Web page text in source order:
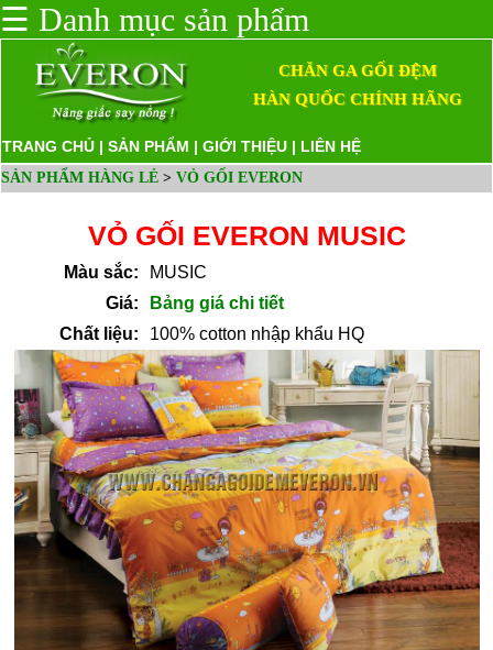
☰ Danh mục sản phẩm
CHĂN GA GỐI ĐỆM
HÀN QUỐC CHÍNH HÃNG
TRANG CHỦ | SẢN PHẨM | GIỚI THIỆU | LIÊN HỆ
SẢN PHẨM HÀNG LẺ > VỎ GỐI EVERON
VỎ GỐI EVERON MUSIC
Màu sắc:
MUSIC
Giá:
Bảng giá chi tiết
Chất liệu:
100% cotton nhập khẩu HQ